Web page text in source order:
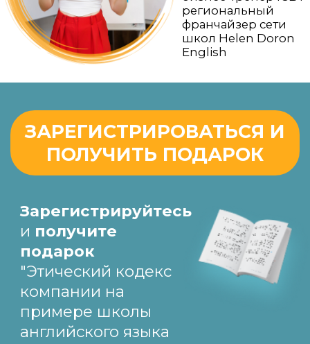
Зарегистрируйтесь
получите
подарок
английского языка
Helen Doron"
Как
удерживать
Как понять
сотрудников
поколения
Как стать тем, с
кем хотят
работать
Как нанимать,
управлять и
мотивировать